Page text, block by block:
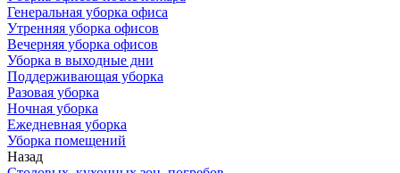
Генеральная уборка офиса
Утренняя уборка офисов
Вечерняя уборка офисов
Уборка в выходные дни
Поддерживающая уборка
Разовая уборка
Ночная уборка
Ежедневная уборка
Уборка помещений
Назад